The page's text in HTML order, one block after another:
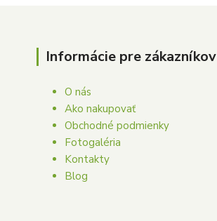
Informácie pre zákazníkov
O nás
Ako nakupovať
Obchodné podmienky
Fotogaléria
Kontakty
Blog